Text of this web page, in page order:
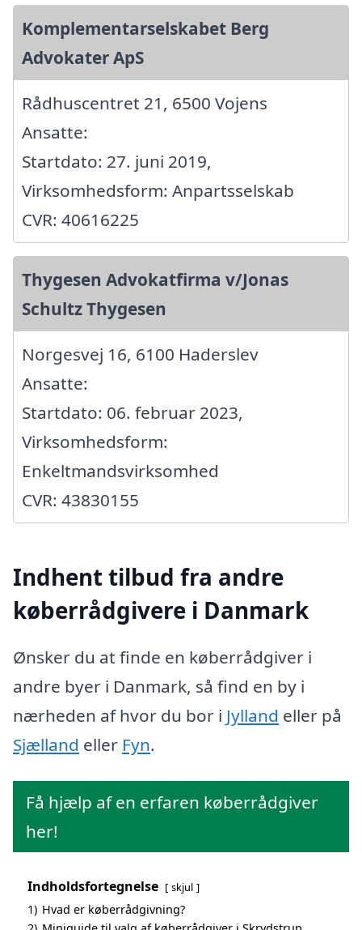
Komplementarselskabet Berg
Advokater ApS
Rådhuscentret 21, 6500 Vojens
Ansatte:
Startdato: 27. juni 2019,
Virksomhedsform: Anpartsselskab
CVR: 40616225
Thygesen Advokatfirma v/Jonas
Schultz Thygesen
Norgesvej 16, 6100 Haderslev
Ansatte:
Startdato: 06. februar 2023,
Virksomhedsform:
Enkeltmandsvirksomhed
CVR: 43830155
Indhent tilbud fra andre
køberrådgivere i Danmark
Ønsker du at finde en køberrådgiver i
andre byer i Danmark, så find en by i
nærheden af hvor du bor i Jylland eller på
Sjælland eller Fyn.
Få hjælp af en erfaren køberrådgiver
her!
Indholdsfortegnelse skjul
1) Hvad er køberrådgivning?